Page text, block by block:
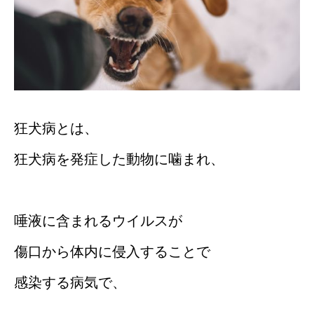
狂犬病とは、
狂犬病を発症した動物に噛まれ、
唾液に含まれるウイルスが
傷口から体内に侵入することで
感染する病気で、